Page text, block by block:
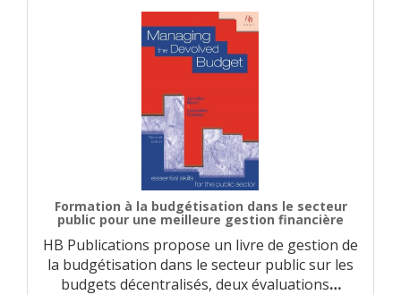
Formation à la budgétisation dans le secteur
public pour une meilleure gestion financière
HB Publications propose un livre de gestion de
la budgétisation dans le secteur public sur les
budgets décentralisés, deux évaluations…